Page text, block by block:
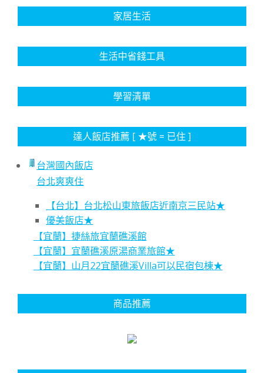
家居生活
生活中省錢工具
學習清單
達人飯店推薦 [ ★號 = 已住 ]
台灣國內飯店
台北爽爽住
【台北】台北松山東旅飯店近南京三民站★
優美飯店★
【宜蘭】捷絲旅宜蘭礁溪館
【宜蘭】宜蘭礁溪原湯商業旅館★
【宜蘭】山月22宜蘭礁溪Villa可以民宿包棟★
商品推薦